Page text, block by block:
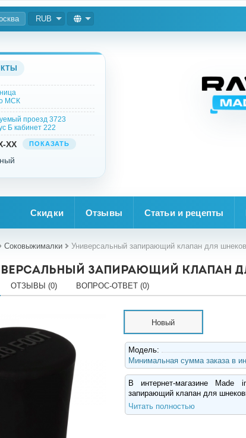
RUB
МСК
проезд 3723
Б кабинет 222
XX ПОКАЗАТЬ
Скидки Отзывы Статьи и рецепты
Соковыжималки Универсальный запирающий клапан для
запирающий
ОТЗЫВЫ (0) ВОПРОС-ОТВЕТ (0)
Новый
Модель:
Минимальная сумма заказа в
В интернет-магазине
запирающий клапан для
Читать полностью